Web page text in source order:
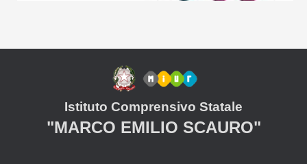
Istituto Comprensivo Statale
"MARCO EMILIO SCAURO"